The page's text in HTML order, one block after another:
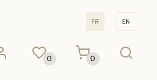
fr en
0 0